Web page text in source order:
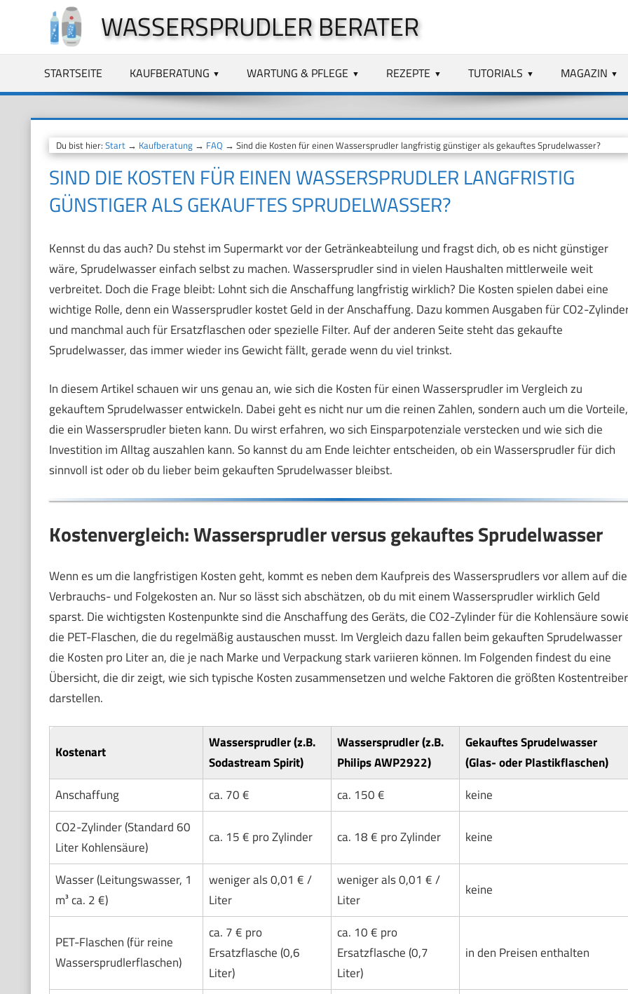
springen
WASSERSPRUDLER BERATER
STARTSEITE KAUFBERATUNG WARTUNG & PFLEGE REZEPTE TUTORIALS MAGAZIN
Du bist hier: Start→ Kaufberatung→ FAQ → Sind die Kosten für einen Wassersprudler langfristig günstiger als gekauftes Sprudelwasser?
SIND DIE KOSTEN FÜR EINEN WASSERSPRUDLER LANGFRISTIG
GÜNSTIGER ALS GEKAUFTES SPRUDELWASSER?
Kennst du das auch? Du stehst im Supermarkt vor der Getränkeabteilung und fragst dich, ob es nicht günstiger
wäre, Sprudelwasser einfach selbst zu machen. Wassersprudler sind in vielen Haushalten mittlerweile weit
verbreitet. Doch die Frage bleibt: Lohnt sich die Anschaffung langfristig wirklich? Die Kosten spielen dabei eine
wichtige Rolle, denn ein Wassersprudler kostet Geld in der Anschaffung. Dazu kommen Ausgaben für CO2-
und manchmal auch für Ersatzflaschen oder spezielle Filter. Auf der anderen Seite steht das gekaufte
Sprudelwasser, das immer wieder ins Gewicht fällt, gerade wenn du viel trinkst.
In diesem Artikel schauen wir uns genau an, wie sich die Kosten für einen Wassersprudler im Vergleich zu
gekauftem Sprudelwasser entwickeln. Dabei geht es nicht nur um die reinen Zahlen, sondern auch um die Vorteile,
die ein Wassersprudler bieten kann. Du wirst erfahren, wo sich Einsparpotenziale verstecken und wie sich die
Investition im Alltag auszahlen kann. So kannst du am Ende leichter entscheiden, ob ein Wassersprudler für dich
sinnvoll ist oder ob du lieber beim gekauften Sprudelwasser bleibst.
Kostenvergleich: Wassersprudler versus gekauftes Sprudelwasser
Wenn es um die langfristigen Kosten geht, kommt es neben dem Kaufpreis des Wassersprudlers vor allem auf die
Verbrauchs- und Folgekosten an. Nur so lässt sich abschätzen, ob du mit einem Wassersprudler wirklich Geld
sparst. Die wichtigsten Kostenpunkte sind die Anschaffung des Geräts, die CO2-Zylinder für die Kohlensäure
die PET-Flaschen, die du regelmäßig austauschen musst. Im Vergleich dazu fallen beim gekauften Sprudelwasser
die Kosten pro Liter an, die je nach Marke und Verpackung stark variieren können. Im Folgenden findest du eine
Übersicht, die dir zeigt, wie sich typische Kosten zusammensetzen und welche Faktoren die größten Kostentreiber
darstellen.
Kostenart
Wassersprudler (z.B.
Sodastream Spirit)
Wassersprudler (z.B.
Philips AWP2922)
Gekauftes Sprudelwasser
(Glas- oder Plastikflaschen)
Anschaffung
ca. 70 € ca. 150 €
keine
CO2-Zylinder (Standard 60
Liter Kohlensäure)
ca. 15 € pro Zylinder ca. 18 € pro Zylinder keine
Wasser (Leitungswasser, 1
m³ ca. 2 €)
weniger als 0,01 € /
Liter
weniger als 0,01 € /
Liter
keine
PET-Flaschen (für reine
Wassersprudlerflaschen)
ca. 7 € pro
Ersatzflasche (0,6
Liter)
ca. 10 € pro
Ersatzflasche (0,7
Liter)
in den Preisen enthalten